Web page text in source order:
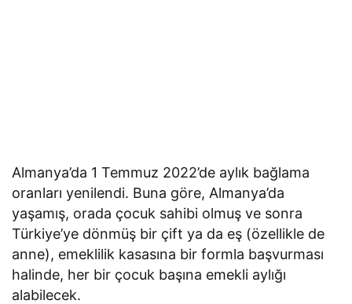
Almanya’da 1 Temmuz 2022’de aylık bağlama
oranları yenilendi. Buna göre, Almanya’da
yaşamış, orada çocuk sahibi olmuş ve sonra
Türkiye’ye dönmüş bir çift ya da eş (özellikle de
anne), emeklilik kasasına bir formla başvurması
halinde, her bir çocuk başına emekli aylığı
alabilecek.